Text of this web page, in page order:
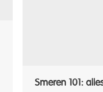
Smeren 101: